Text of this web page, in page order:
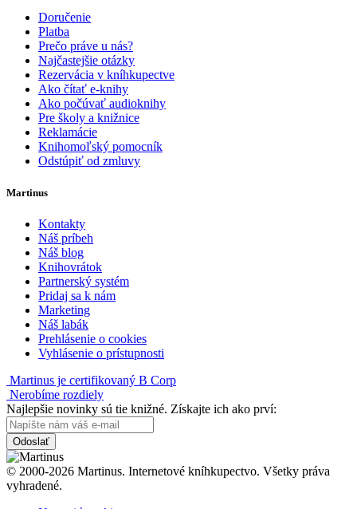
Doručenie
Platba
Prečo práve u nás?
Najčastejšie otázky
Rezervácia v kníhkupectve
Ako čítať e-knihy
Ako počúvať audioknihy
Pre školy a knižnice
Reklamácie
Knihomoľský pomocník
Odstúpiť od zmluvy
Martinus
Kontakty
Náš príbeh
Náš blog
Knihovrátok
Partnerský systém
Pridaj sa k nám
Marketing
Náš labák
Prehlásenie o cookies
Vyhlásenie o prístupnosti
Martinus je certifikovaný B Corp
Nerobíme rozdiely
Najlepšie novinky sú tie knižné. Získajte ich ako prví:
Odoslať
© 2000-2026 Martinus. Internetové kníhkupectvo. Všetky práva
vyhradené.